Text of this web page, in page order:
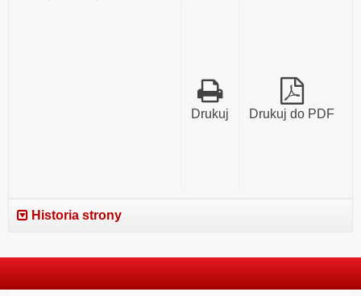
Drukuj do PDF
Drukuj
Historia strony